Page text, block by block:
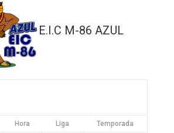
E.I.C M-86 AZUL
Hora Liga Temporada